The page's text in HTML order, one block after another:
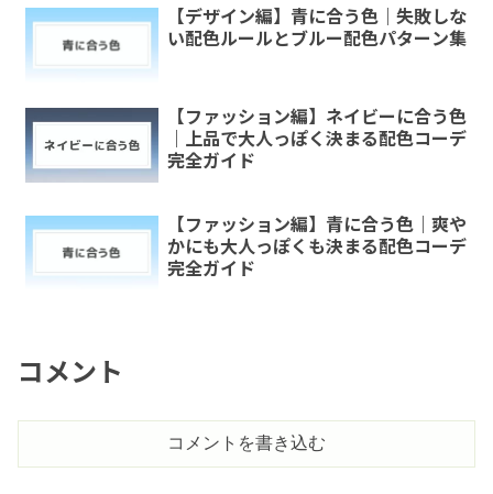
【デザイン編】青に合う色｜失敗しな
い配色ルールとブルー配色パターン集
【ファッション編】ネイビーに合う色
｜上品で大人っぽく決まる配色コーデ
完全ガイド
【ファッション編】青に合う色｜爽や
かにも大人っぽくも決まる配色コーデ
完全ガイド
コメント
コメントを書き込む